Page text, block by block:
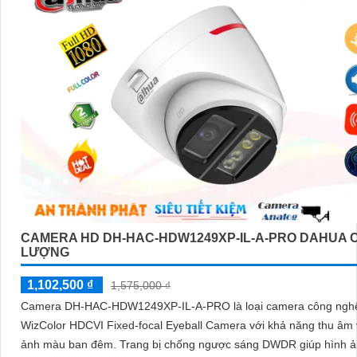
CAMERA HD DH-HAC-HDW1249XP-IL-A-PRO DAHUA
LƯỢNG
1,102,500 ₫
1,575,000 ₫
Camera DH-HAC-HDW1249XP-IL-A-PRO là loại camera công
WizColor HDCVI Fixed-focal Eyeball Camera với khả năng thu âm
ảnh màu ban đêm. Trang bị chống ngược sáng DWDR giúp hình ảnh rõ